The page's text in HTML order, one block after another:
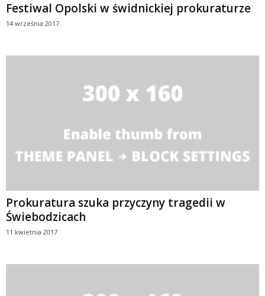
Festiwal Opolski w świdnickiej prokuraturze
14 września 2017
Prokuratura szuka przyczyny tragedii w
Świebodzicach
11 kwietnia 2017